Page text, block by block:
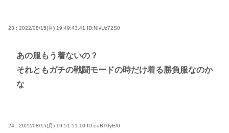
23 : 2022/08/15(月) 19:49:43.41 ID:NIvUz72S0
あの服もう着ないの？
それともガチの戦闘モードの時だけ着る勝負服なのか
な
24 : 2022/08/15(月) 19:51:51.10 ID:euBT0yE/0